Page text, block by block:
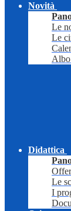
Novità
Le
Le
Didattica
Le
I